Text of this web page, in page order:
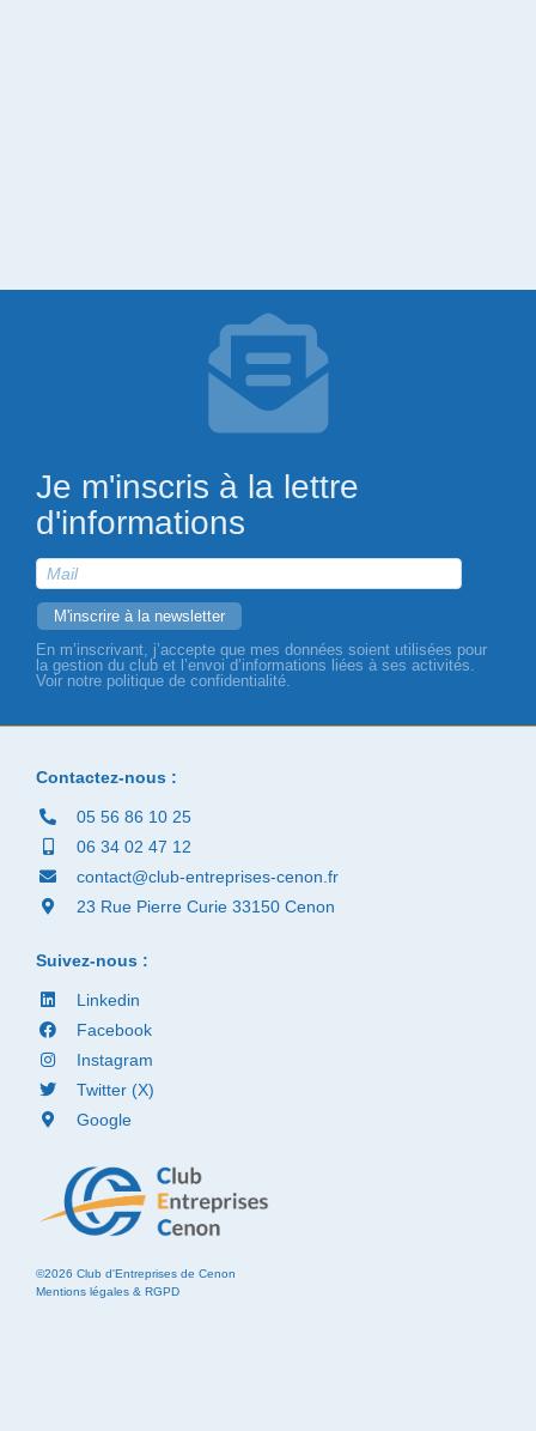
Je m'inscris à la lettre
d'informations
En m’inscrivant, j’accepte que mes données soient utilisées pour
la gestion du club et l’envoi d’informations liées à ses activités.
Voir notre politique de confidentialité.
©2026 Club d'Entreprises de Cenon
Mentions légales & RGPD
Contactez-nous :
05 56 86 10 25
06 34 02 47 12
contact@club-entreprises-cenon.fr
23 Rue Pierre Curie 33150 Cenon
Suivez-nous :
Linkedin
Facebook
Instagram
Twitter (X)
Google